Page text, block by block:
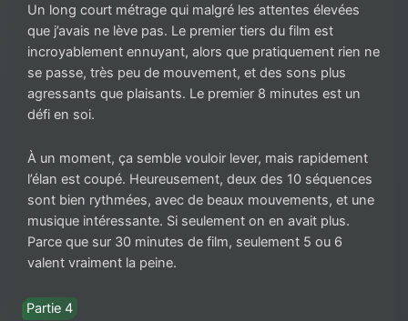
Un long court métrage qui malgré les attentes élevées
que j’avais ne lève pas. Le premier tiers du film est
incroyablement ennuyant, alors que pratiquement rien ne
se passe, très peu de mouvement, et des sons plus
agressants que plaisants. Le premier 8 minutes est un
défi en soi.
À un moment, ça semble vouloir lever, mais rapidement
l’élan est coupé. Heureusement, deux des 10 séquences
sont bien rythmées, avec de beaux mouvements, et une
musique intéressante. Si seulement on en avait plus.
Parce que sur 30 minutes de film, seulement 5 ou 6
valent vraiment la peine.
Partie 4